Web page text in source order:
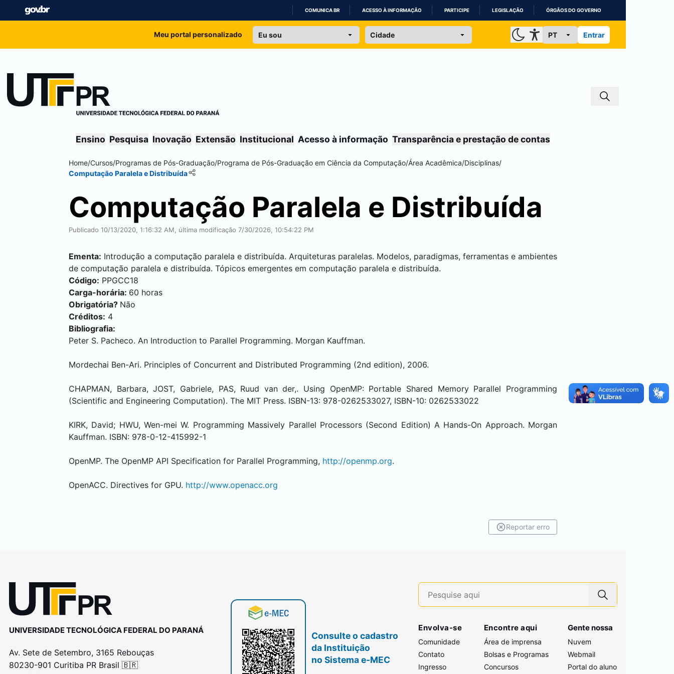
IR
COMUNICA BR ACESSO À INFORMAÇÃO PARTICIPE LEGISLAÇÃO ÓRGÃOS DO GOVERNO
Meu portal personalizado Entrar
Ensino Pesquisa Inovação Extensão Institucional Acesso à informação Transparência e prestação de contas
Home/Cursos/Programas de Pós-Graduação/Programa de Pós-Graduação em Ciência da Computação/Área Acadêmica/Disciplinas/
Computação Paralela e Distribuída
Computação Paralela e Distribuída
Publicado 10/13/2020, 1:16:32 AM, última modificação 7/30/2026, 10:54:22 PM
Ementa: Introdução a computação paralela e distribuída. Arquiteturas paralelas. Modelos, paradigmas, ferramentas e ambientes
de computação paralela e distribuída. Tópicos emergentes em computação paralela e distribuída.
Código: PPGCC18
Carga-horária: 60 horas
Obrigatória? Não
Créditos: 4
Bibliografia:
Peter S. Pacheco. An Introduction to Parallel Programming. Morgan Kauffman.
Mordechai Ben-Ari. Principles of Concurrent and Distributed Programming (2nd edition), 2006.
CHAPMAN, Barbara, JOST, Gabriele, PAS, Ruud van der,. Using OpenMP: Portable Shared Memory Parallel Programming
(Scientific and Engineering Computation). The MIT Press. ISBN-13: 978-0262533027, ISBN-10: 0262533022
KIRK, David; HWU, Wen-mei W. Programming Massively Parallel Processors (Second Edition) A Hands-On Approach. Morgan
Kauffman. ISBN: 978-0-12-415992-1
OpenMP. The OpenMP API Specification for Parallel Programming, http://openmp.org.
OpenACC. Directives for GPU. http://www.openacc.org
Reportar erro
UNIVERSIDADE TECNOLÓGICA FEDERAL DO PARANÁ
Av. Sete de Setembro, 3165 Rebouças
80230-901 Curitiba PR Brasil 🇧🇷
Consulte o cadastro
da Instituição
no Sistema e-MEC
Envolva-se
Comunidade
Contato
Ingresso
Encontre aqui
Área de imprensa
Bolsas e Programas
Concursos
Gente nossa
Nuvem
Webmail
Portal do aluno